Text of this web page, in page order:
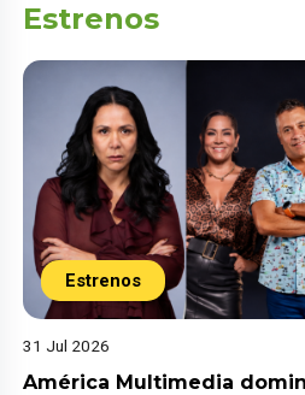
Estrenos
Estrenos
31 Jul 2026
América Multimedia